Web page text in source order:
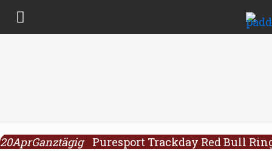
20AprGanztägig
Puresport Trackday Red Bull